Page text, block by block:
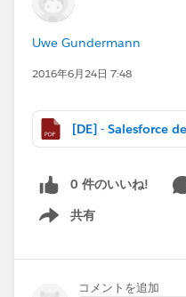
Uwe Gundermann
2016年6月24日 7:48
[DE] - Salesforce
0 件のいいね!
共有
Show menu
コメントを追加